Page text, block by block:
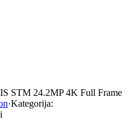
STM 24.2MP 4K Full Frame
·Kategorija: